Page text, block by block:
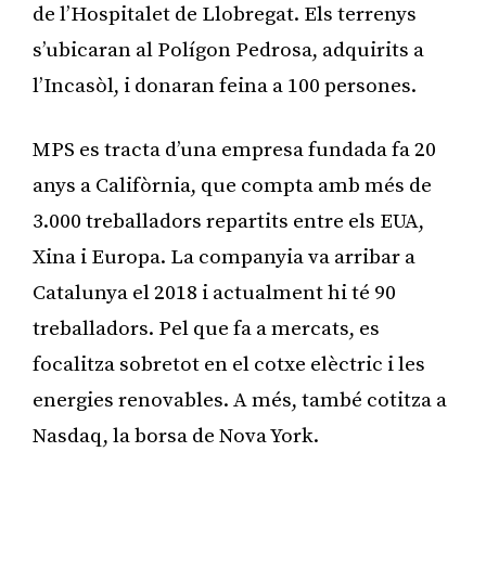
de l’Hospitalet de Llobregat. Els terrenys
s’ubicaran al Polígon Pedrosa, adquirits a
l’Incasòl, i donaran feina a 100 persones.
MPS es tracta d’una empresa fundada fa 20
anys a Califòrnia, que compta amb més de
3.000 treballadors repartits entre els EUA,
Xina i Europa. La companyia va arribar a
Catalunya el 2018 i actualment hi té 90
treballadors. Pel que fa a mercats, es
focalitza sobretot en el cotxe elèctric i les
energies renovables. A més, també cotitza a
Nasdaq, la borsa de Nova York.